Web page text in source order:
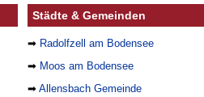
Städte & Gemeinden
➡ Radolfzell am Bodensee
➡ Moos am Bodensee
➡ Allensbach Gemeinde